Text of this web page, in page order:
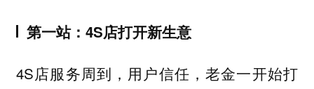
第一站：4S店打开新生意
4S店服务周到，用户信任，老金一开始打